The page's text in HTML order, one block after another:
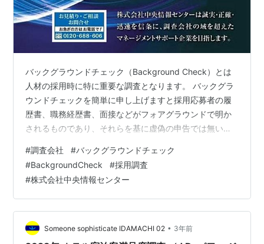
バックグラウンドチェック（Background Check）とは
人材の採用時に特に重要な調査となります。 バックグラ
ウンドチェックを簡単に申し上げますと採用応募者の履
歴書、職務経歴書、面接などがフォアグラウンドで明か
されるものであり、それらを基に虚偽の申告では無いか
言えます。 法律では、バックグラウンドチェックは禁止
されていません。ただし、厚生労働省では、公正な採用
選考を行うため採用選考時に配慮すべき事項などが挙げ
られています。 また、バックグラウンドチェックという
行為そのものが違法ではないとしても、その情報取得方
法に違法性があれば、当然問題に…
#調査会社 #バックグラウンドチェック
#BackgroundCheck #採用調査
#株式会社中央情報センター
Someone sophisticate IDAMACHI 02 • 3年前